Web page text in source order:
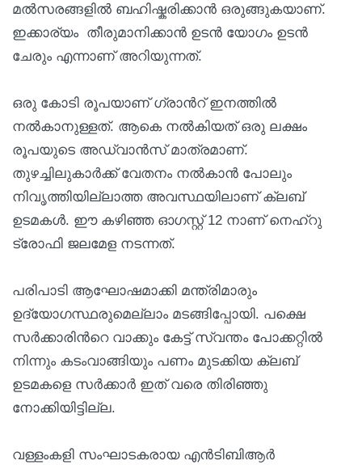
മല്‍സരങ്ങളിൽ ബഹിഷ്കരിക്കാൻ ഒരുങ്ങുകയാണ്.
ഇക്കാര്യം തീരുമാനിക്കാ‍ന്‍ ഉടൻ യോഗം ഉടൻ
ചേരും എന്നാണ് അറിയുന്നത്.
ഒരു കോടി രൂപയാണ് ​ഗ്രാന്‍റ് ഇനത്തിൽ
നൽകാനുള്ളത്. ആകെ നല്‍കിയത് ഒരു ലക്ഷം
രൂപയുടെ അഡ്വാന്‍സ് മാത്രമാണ്.
തുഴച്ചിലുകാര്‍ക്ക് വേതനം നൽകാൻ പോലും
നിവൃത്തിയില്ലാത്ത അവസ്ഥയിലാണ് ക്ലബ്
ഉടമകൾ. ഈ കഴിഞ്ഞ ഓഗസ്റ്റ് 12 നാണ് നെഹ്റു
ട്രോഫി ജലമേള നടന്നത്.
പരിപാടി ആഘോഷമാക്കി മന്ത്രിമാരും
ഉദ്യോഗസ്ഥരുമെല്ലാം മടങ്ങിപ്പോയി. പക്ഷെ
സര്‍ക്കാരിന്‍റെ വാക്കും കേട്ട് സ്വന്തം പോക്കറ്റില്‍
നിന്നും കടംവാങ്ങിയും പണം മുടക്കിയ ക്ലബ്
ഉടമകളെ സര്‍ക്കാർ ഇത് വരെ തിരിഞ്ഞു
നോക്കിയിട്ടില്ല.
വള്ളംകളി സംഘാടകരായ എൻടിബിആർ